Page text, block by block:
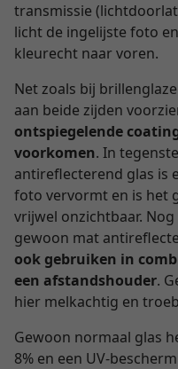
transmissie
licht de ingelijste foto
kleurecht naar voren.
Net zoals bij
aan beide zijden
ontspiegelende
voorkomen. In
antireflecterend glas is
foto vervormt en is het
vrijwel onzichtbaar.
gewoon mat
ook gebruiken in
een afstandshouder.
hier melkachtig en
Gewoon normaal glas
8% en een UV-